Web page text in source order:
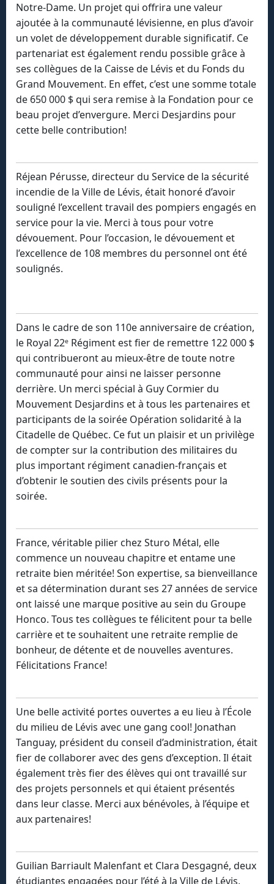
Notre-Dame. Un projet qui offrira une valeur
ajoutée à la communauté lévisienne, en plus d’avoir
un volet de développement durable significatif. Ce
partenariat est également rendu possible grâce à
ses collègues de la Caisse de Lévis et du Fonds du
Grand Mouvement. En effet, c’est une somme totale
de 650 000 $ qui sera remise à la Fondation pour ce
beau projet d’envergure. Merci Desjardins pour
cette belle contribution!
Réjean Pérusse, directeur du Service de la sécurité
incendie de la Ville de Lévis, était honoré d’avoir
souligné l’excellent travail des pompiers engagés en
service pour la vie. Merci à tous pour votre
dévouement. Pour l’occasion, le dévouement et
l’excellence de 108 membres du personnel ont été
soulignés.
Dans le cadre de son 110e anniversaire de création,
le Royal 22ᵉ Régiment est fier de remettre 122 000 $
qui contribueront au mieux-être de toute notre
communauté pour ainsi ne laisser personne
derrière. Un merci spécial à Guy Cormier du
Mouvement Desjardins et à tous les partenaires et
participants de la soirée Opération solidarité à la
Citadelle de Québec. Ce fut un plaisir et un privilège
de compter sur la contribution des militaires du
plus important régiment canadien-français et
d’obtenir le soutien des civils présents pour la
soirée.
France, véritable pilier chez Sturo Métal, elle
commence un nouveau chapitre et entame une
retraite bien méritée! Son expertise, sa bienveillance
et sa détermination durant ses 27 années de service
ont laissé une marque positive au sein du Groupe
Honco. Tous tes collègues te félicitent pour ta belle
carrière et te souhaitent une retraite remplie de
bonheur, de détente et de nouvelles aventures.
Félicitations France!
Une belle activité portes ouvertes a eu lieu à l’École
du milieu de Lévis avec une gang cool! Jonathan
Tanguay, président du conseil d’administration, était
fier de collaborer avec des gens d’exception. Il était
également très fier des élèves qui ont travaillé sur
des projets personnels et qui étaient présentés
dans leur classe. Merci aux bénévoles, à l’équipe et
aux partenaires!
Guilian Barriault Malenfant et Clara Desgagné, deux
étudiantes engagées pour l’été à la Ville de Lévis,